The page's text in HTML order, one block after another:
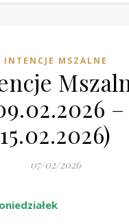
INTENCJE MSZALNE
–
15.02.2026)
07/02/2026